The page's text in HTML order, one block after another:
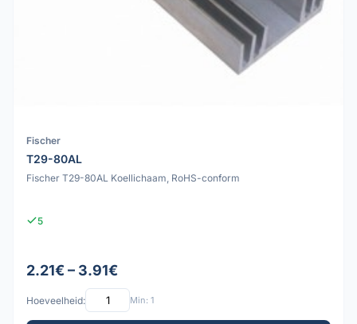
Fischer
T29-80AL
Fischer T29-80AL Koellichaam, RoHS-conform
5
2.21€ – 3.91€
Hoeveelheid: Min: 1